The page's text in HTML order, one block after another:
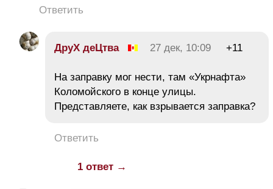
Ответить
ДруХ деЦтва 27 дек, 10:09 +11
На заправку мог нести, там «Укрнафта»
Коломойского в конце улицы.
Представляете, как взрывается заправка?
Ответить
1 ответ →